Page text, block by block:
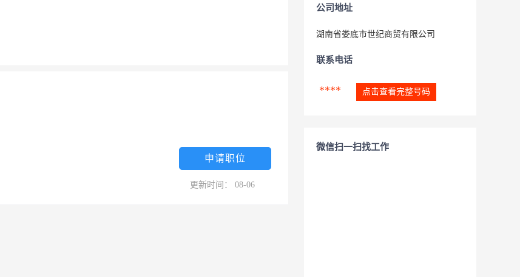
申请职位
更新时间： 08-06
公司地址
湖南省娄底市世纪商贸有限公司
联系电话
**** 点击查看完整号码
微信扫一扫找工作